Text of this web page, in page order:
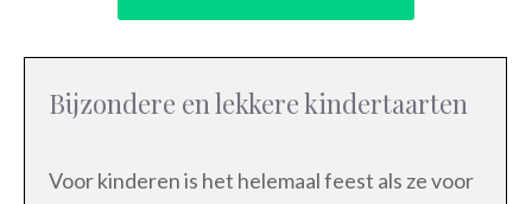
Bijzondere en lekkere kindertaarten
Voor kinderen is het helemaal feest als ze voor